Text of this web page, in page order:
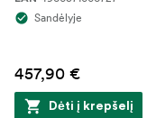
Sandėlyje
457,90 €
Dėti į krepšelį